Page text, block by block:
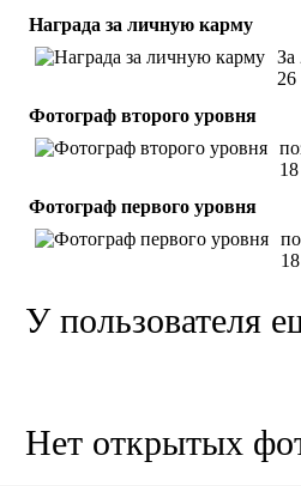
Награда за личную карму
За
26
Фотограф второго уровня
Фотограф первого уровня
У пользователя
Нет открытых